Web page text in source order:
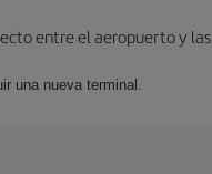
entre el aeropuerto y las
una nueva terminal.